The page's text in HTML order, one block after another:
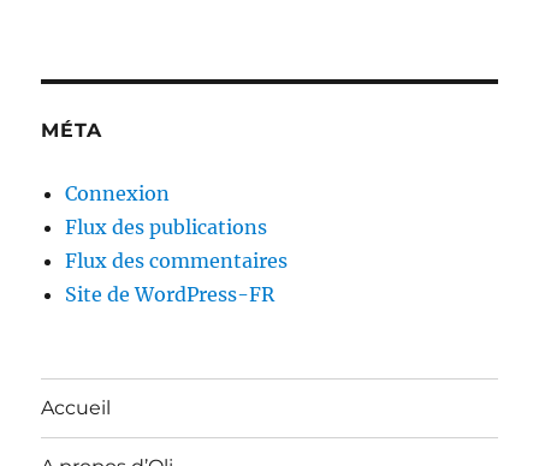
MÉTA
Connexion
Flux des publications
Flux des commentaires
Site de WordPress-FR
Accueil